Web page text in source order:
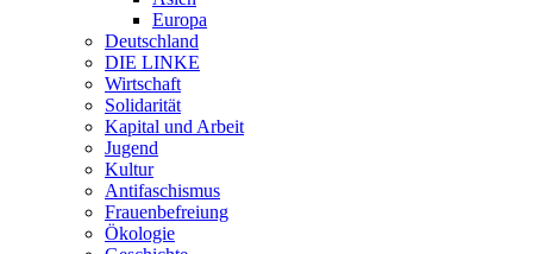
Europa
Deutschland
DIE LINKE
Wirtschaft
Solidarität
Kapital und Arbeit
Jugend
Kultur
Antifaschismus
Frauenbefreiung
Ökologie